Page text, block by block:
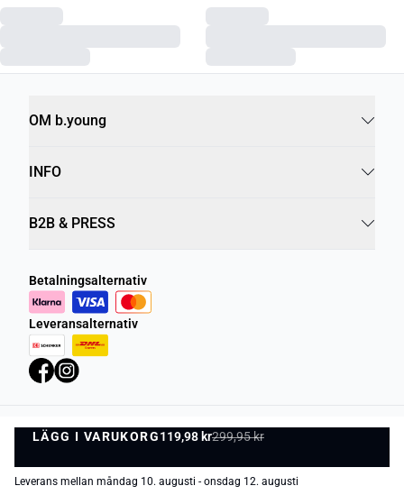
LÄGG I VARUKORG119,98 kr299,95 kr
LÄGG I VARUKORG
Leverans mellan måndag 10. augusti - onsdag 12. augusti
OM b.young
INFO
B2B & PRESS
Betalningsalternativ
Leveransalternativ
Integritetspolicy Villkor
©DK Company Online AB2026